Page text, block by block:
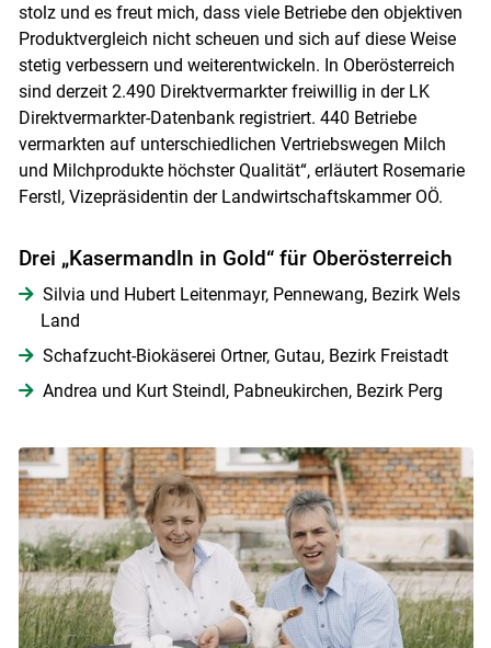
Skip to main content
stolz und es freut mich, dass viele Betriebe den objektiven
Produktvergleich nicht scheuen und sich auf diese Weise
stetig verbessern und weiterentwickeln. In Oberösterreich
sind derzeit 2.490 Direktvermarkter freiwillig in der LK
Direktvermarkter-Datenbank registriert. 440 Betriebe
vermarkten auf unterschiedlichen Vertriebswegen Milch
und Milchprodukte höchster Qualität“, erläutert Rosemarie
Ferstl, Vizepräsidentin der Landwirtschaftskammer OÖ.
Drei „Kasermandln in Gold“ für Oberösterreich
Silvia und Hubert Leitenmayr, Pennewang, Bezirk Wels
Land
Schafzucht-Biokäserei Ortner, Gutau, Bezirk Freistadt
Andrea und Kurt Steindl, Pabneukirchen, Bezirk Perg